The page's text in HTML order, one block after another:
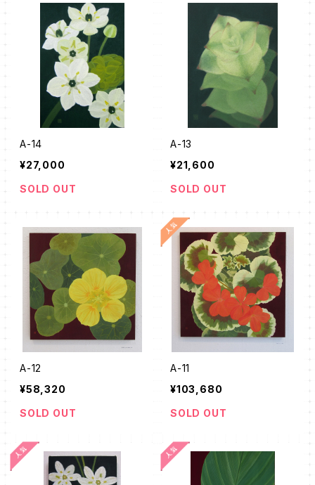
A-14
¥27,000
SOLD OUT
A-13
¥21,600
SOLD OUT
A-12
¥58,320
SOLD OUT
A-11
¥103,680
SOLD OUT